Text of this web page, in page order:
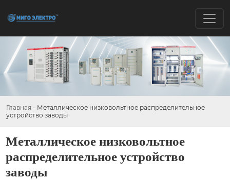
Главная - Металлическое низковольтное распределительное
устройство заводы
Металлическое низковольтное
распределительное устройство
заводы